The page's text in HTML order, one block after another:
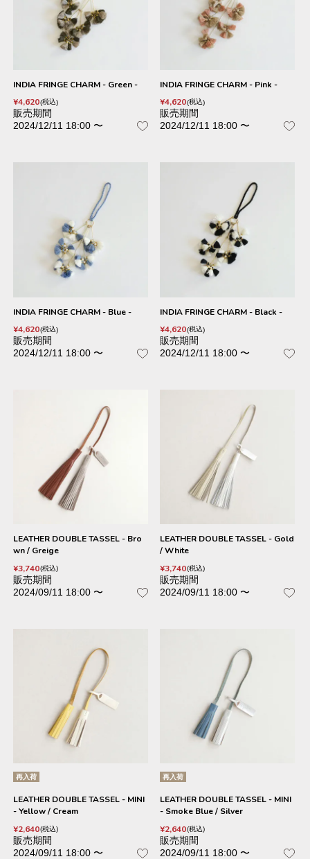
INDIA FRINGE CHARM - Green -
¥4,620 税込
販売期間
2024/12/11 18:00 〜
INDIA FRINGE CHARM - Pink -
¥4,620 税込
販売期間
2024/12/11 18:00 〜
INDIA FRINGE CHARM - Blue -
¥4,620 税込
販売期間
2024/12/11 18:00 〜
INDIA FRINGE CHARM - Black -
¥4,620 税込
販売期間
2024/12/11 18:00 〜
LEATHER DOUBLE TASSEL - Bro
wn / Greige
¥3,740 税込
販売期間
2024/09/11 18:00 〜
LEATHER DOUBLE TASSEL - Gold
/ White
¥3,740 税込
販売期間
2024/09/11 18:00 〜
再入荷
LEATHER DOUBLE TASSEL - MINI
- Yellow / Cream
¥2,640 税込
販売期間
2024/09/11 18:00 〜
再入荷
LEATHER DOUBLE TASSEL - MINI
- Smoke Blue / Silver
¥2,640 税込
販売期間
2024/09/11 18:00 〜